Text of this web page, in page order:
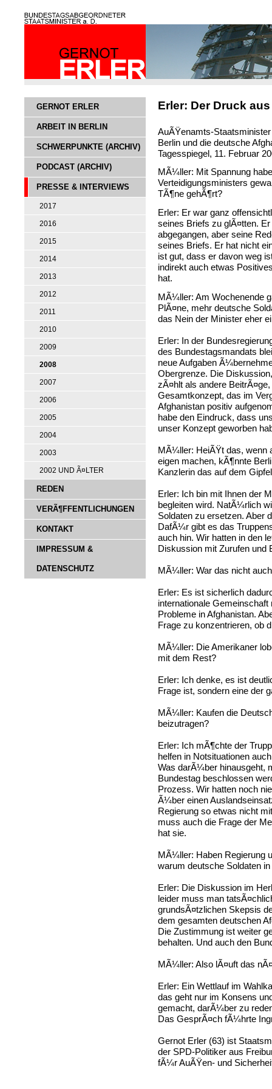
GERNOT ERLER
ARBEIT IN BERLIN
SCHWERPUNKTE (ARCHIV)
PODCAST (ARCHIV)
PRESSE & INTERVIEWS
2017
2016
2015
2014
2013
2012
2011
2010
2009
2008
2007
2006
2005
2004
2003
2002 UND Ã¤LTER
REDEN
VERÃ¶FFENTLICHUNGEN
KONTAKT
IMPRESSUM &
DATENSCHUTZ
Erler: Der Druck
AuÃŸenamts-
Berlin und die deutsche
Tagesspiegel, 11. Februar
MÃ¼ller: Mit Spannung
Verteidigungsministers
TÃ¶ne gehÃ¶rt?
Erler: Er war ganz
seines Briefs zu glÃ¤tten.
abgegangen, aber seine
seines Briefs. Er hat nicht
ist gut, dass er davon weg
indirekt auch etwas
hat.
MÃ¼ller: Am Wochenende
PlÃ¤ne, mehr deutsche
das Nein der Minister eher
Erler: In der
des Bundestagsmandats
neue Aufgaben
Obergrenze. Die
zÃ¤hlt als andere
Gesamtkonzept, das im
Afghanistan positiv
habe den Eindruck, dass
unser Konzept geworben
MÃ¼ller: HeiÃŸt das, wenn
eigen machen, kÃ¶nnte
Kanzlerin das auf dem
Erler: Ich bin mit Ihnen der
begleiten wird. NatÃ¼rlich
Soldaten zu ersetzen. Aber
DafÃ¼r gibt es das
auch hin. Wir hatten in den
Diskussion mit Zurufen und
MÃ¼ller: War das nicht
Erler: Es ist sicherlich
internationale
Probleme in Afghanistan.
Frage zu konzentrieren, ob
MÃ¼ller: Die Amerikaner
mit dem Rest?
Erler: Ich denke, es ist
Frage ist, sondern eine der
MÃ¼ller: Kaufen die
beizutragen?
Erler: Ich mÃ¶chte der
helfen in Notsituationen
Was darÃ¼ber hinausgeht,
Bundestag beschlossen
Prozess. Wir hatten noch
Ã¼ber einen
Regierung so etwas nicht
muss auch die Frage der
hat sie.
MÃ¼ller: Haben Regierung
warum deutsche Soldaten
Erler: Die Diskussion im
leider muss man
grundsÃ¤tzlichen Skepsis
dem gesamten deutschen
Die Zustimmung ist weiter
behalten. Und auch den
MÃ¼ller: Also lÃ¤uft das
Erler: Ein Wettlauf im
das geht nur im Konsens
gemacht, darÃ¼ber zu
Das GesprÃ¤ch fÃ¼hrte
Gernot Erler (63) ist
der SPD-Politiker aus
fÃ¼r AuÃŸen- und